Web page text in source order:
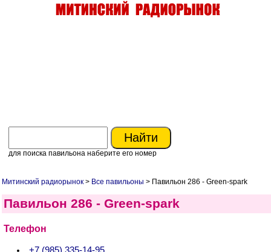
для поиска павильона наберите его номер
Митинский радиорынок > Все павильоны > Павильон 286 - Green-spark
Павильон 286 - Green-spark
Телефон
+7 (985) 335-14-95